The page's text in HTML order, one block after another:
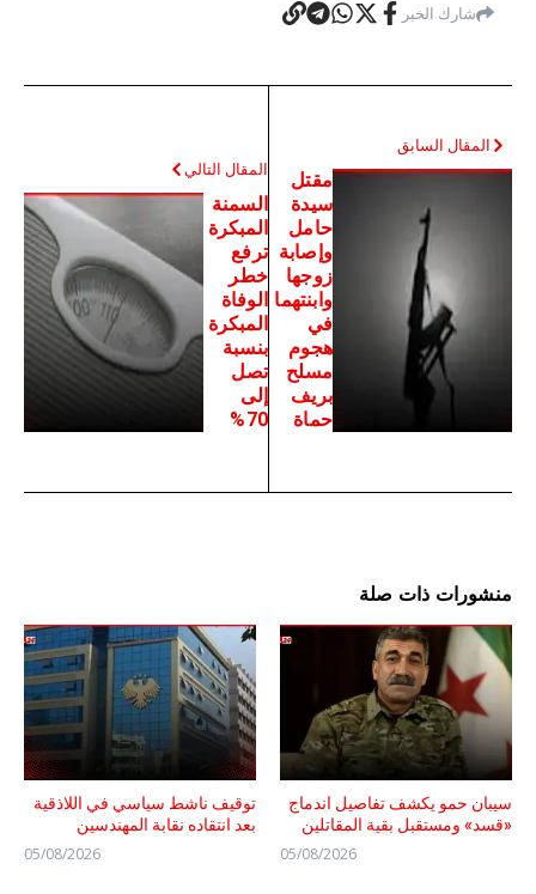
شارك الخبر
المقال السابق
مقتل
سيدة
حامل
وإصابة
زوجها
وابنتهما
في
هجوم
مسلح
بريف
حماة
المقال التالي
السمنة
المبكرة
ترفع
خطر
الوفاة
المبكرة
بنسبة
تصل
إلى
70%
منشورات ذات صلة
سيبان حمو يكشف تفاصيل اندماج
«قسد» ومستقبل بقية المقاتلين
05/08/2026
توقيف ناشط سياسي في اللاذقية
بعد انتقاده نقابة المهندسين
05/08/2026